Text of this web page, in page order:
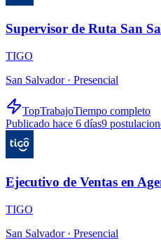
Supervisor de Ruta San
TIGO
San Salvador · Presencial
TopTrabajoTiempo completo
Publicado hace 6 días9
Ejecutivo de Ventas en
TIGO
San Salvador · Presencial